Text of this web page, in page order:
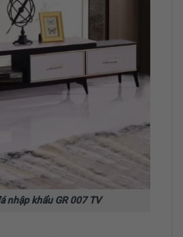
nhập khẩu GR 007 TV